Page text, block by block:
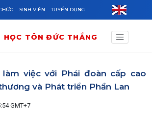
SINH VIÊN TUYỂN DỤNG
TÔN ĐỨC THẮNG
việc với Phái đoàn cấp cao
và Phát triển Phần Lan
GMT+7